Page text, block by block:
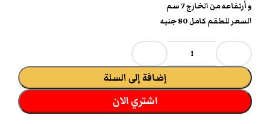
و أرتفاعه من الخارج 7 سم
السعر للطقم كامل 80 جنيه
إضافة إلى السلة
اشتري الان